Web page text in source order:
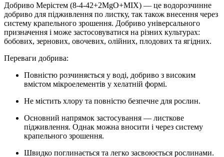
Добриво Мерістем (8-4-42+2MgO+MIX) — це водорозчинне
добриво для підживлення по листку, так також внесення через
систему крапельного зрошення. Добриво універсального
призначення і може застосовуватися на різних культурах:
бобових, зернових, овочевих, олійних, плодових та ягідних.
Переваги добрива:
Повністю розчиняється у воді, добриво з високим
вмістом мікроелементів у хелатній формі.
Не містить хлору та повністю безпечне для рослин.
Основний напрямок застосування — листкове
підживлення. Однак можна вносити і через систему
крапельного зрошення.
Швидко поглинається та легко засвоюється рослинами.